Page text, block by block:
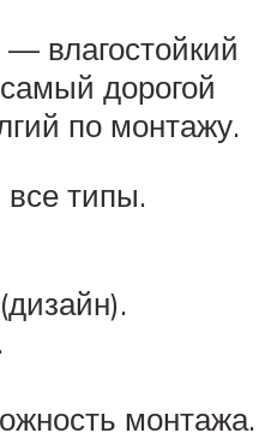
— влагостойкий
дорогой
по монтажу.
типы.
монтажа.